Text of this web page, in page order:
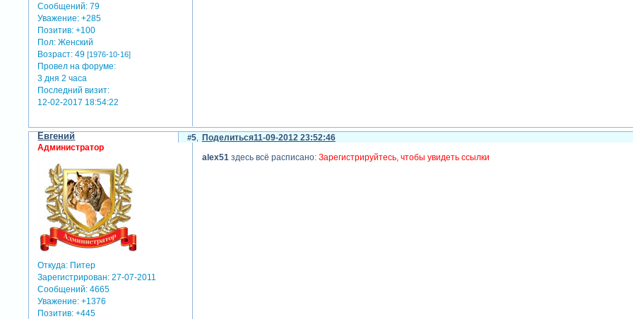
Сообщений: 79
Уважение: +285
Позитив: +100
Пол: Женский
Возраст: 49[1976-10-16]
Провел на форуме:
3 дня 2 часа
Последний визит:
12-02-2017 18:54:22
Поделиться
5 11-09-2012 23:52:46
Евгений
Администратор
Откуда: Питер
Зарегистрирован: 27-07-2011
Сообщений: 4665
Уважение: +1376
Позитив: +445
alex51здесь всё расписано: Зарегистрируйтесь, чтобы увидеть ссылки